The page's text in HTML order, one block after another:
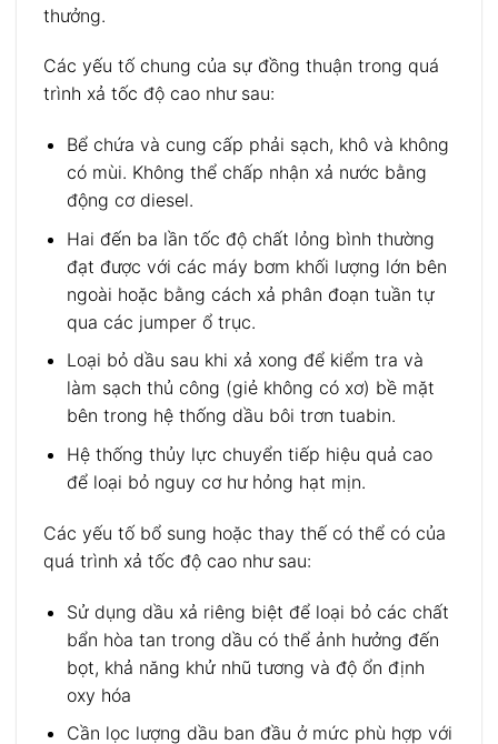
thưởng.
Các yếu tố chung của sự đồng thuận trong quá
trình xả tốc độ cao như sau:
Bể chứa và cung cấp phải sạch, khô và không
có mùi. Không thể chấp nhận xả nước bằng
động cơ diesel.
Hai đến ba lần tốc độ chất lỏng bình thường
đạt được với các máy bơm khối lượng lớn bên
ngoài hoặc bằng cách xả phân đoạn tuần tự
qua các jumper ổ trục.
Loại bỏ dầu sau khi xả xong để kiểm tra và
làm sạch thủ công (giẻ không có xơ) bề mặt
bên trong hệ thống dầu bôi trơn tuabin.
Hệ thống thủy lực chuyển tiếp hiệu quả cao
để loại bỏ nguy cơ hư hỏng hạt mịn.
Các yếu tố bổ sung hoặc thay thế có thể có của
quá trình xả tốc độ cao như sau:
Sử dụng dầu xả riêng biệt để loại bỏ các chất
bẩn hòa tan trong dầu có thể ảnh hưởng đến
bọt, khả năng khử nhũ tương và độ ổn định
oxy hóa
Cần lọc lượng dầu ban đầu ở mức phù hợp với